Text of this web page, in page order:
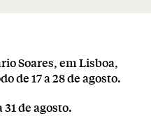
Soares, em Lisboa,
de 17 a 28 de agosto.
de agosto.